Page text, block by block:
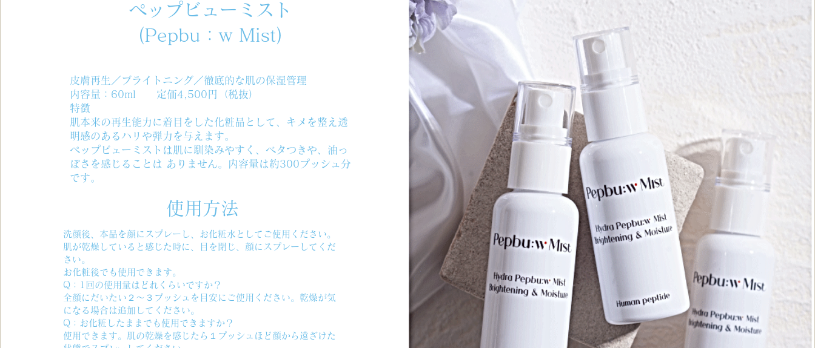
ぺップビューミスト
(Pepbu：w Mist)
皮膚再生／ブライトニング／徹底的な肌の保湿管理
内容量：60ml
定価4,500円（税抜）
特徴
肌本来の再生能力に着目をした化粧品として、キメを整え透
明感のあるハリや弾力を与えます。
ぺップビューミストは肌に馴染みやすく、ベタつきや、油っ
ぽさを感じることは ありません。内容量は約300プッシュ分
です。
使用方法
洗顔後、本品を顔にスプレーし、お化粧水としてご使用ください。
肌が乾燥していると感じた時に、目を閉じ、顔にスプレーしてくだ
さい。
お化粧後でも使用できます。
Q：1回の使用量はどれくらいですか？
全顔にだいたい２〜３プッシュを目安にご使用ください。乾燥が気
になる場合は追加してください。
Q：お化粧したままでも使用できますか？
使用できます。肌の乾燥を感じたら１プッシュほど顔から遠ざけた